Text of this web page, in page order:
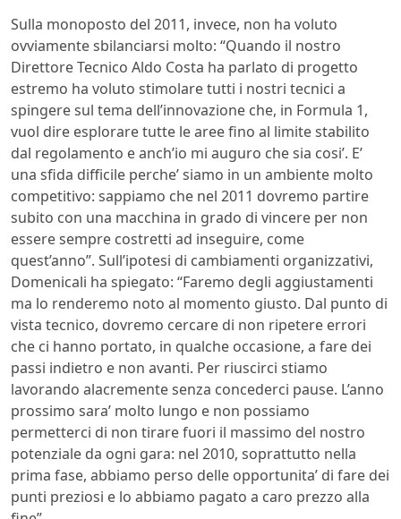
Sulla monoposto del 2011, invece, non ha voluto
ovviamente sbilanciarsi molto: “Quando il nostro
Direttore Tecnico Aldo Costa ha parlato di progetto
estremo ha voluto stimolare tutti i nostri tecnici a
spingere sul tema dell’innovazione che, in Formula 1,
vuol dire esplorare tutte le aree fino al limite stabilito
dal regolamento e anch’io mi auguro che sia cosi’. E’
una sfida difficile perche’ siamo in un ambiente molto
competitivo: sappiamo che nel 2011 dovremo partire
subito con una macchina in grado di vincere per non
essere sempre costretti ad inseguire, come
quest’anno”. Sull’ipotesi di cambiamenti organizzativi,
Domenicali ha spiegato: “Faremo degli aggiustamenti
ma lo renderemo noto al momento giusto. Dal punto di
vista tecnico, dovremo cercare di non ripetere errori
che ci hanno portato, in qualche occasione, a fare dei
passi indietro e non avanti. Per riuscirci stiamo
lavorando alacremente senza concederci pause. L’anno
prossimo sara’ molto lungo e non possiamo
permetterci di non tirare fuori il massimo del nostro
potenziale da ogni gara: nel 2010, soprattutto nella
prima fase, abbiamo perso delle opportunita’ di fare dei
punti preziosi e lo abbiamo pagato a caro prezzo alla